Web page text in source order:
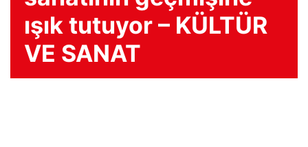
ışık tutuyor – KÜLTÜR
VE SANAT